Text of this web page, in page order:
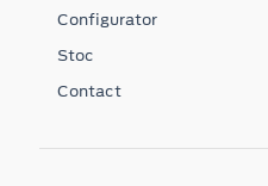
Configurator
Stoc
Contact